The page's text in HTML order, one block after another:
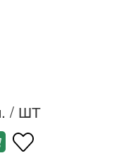
/ ШТ